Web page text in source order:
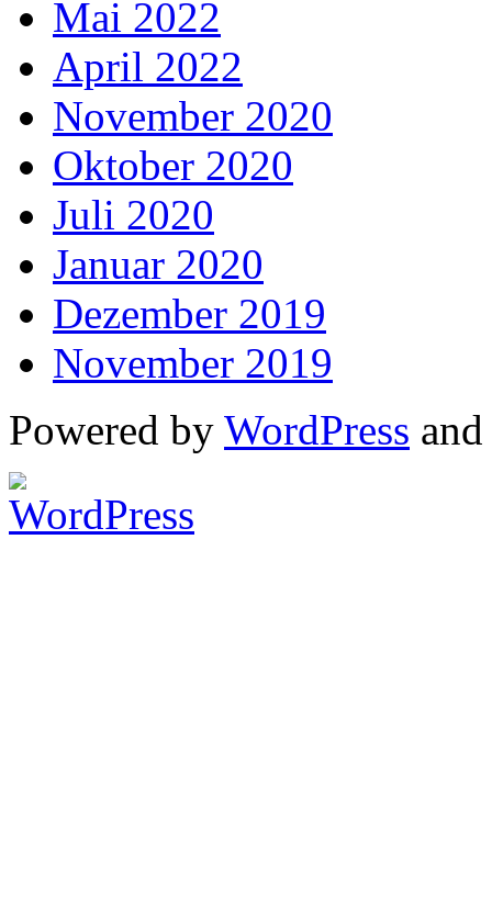
Mai 2022
April 2022
November 2020
Oktober 2020
Juli 2020
Januar 2020
Dezember 2019
November 2019
Powered by WordPress